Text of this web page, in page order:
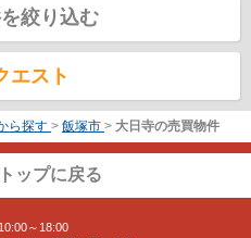
絞り込む
エスト
ら探す > 飯塚市 > 大日寺の売買物件
ップに戻る
～18:00